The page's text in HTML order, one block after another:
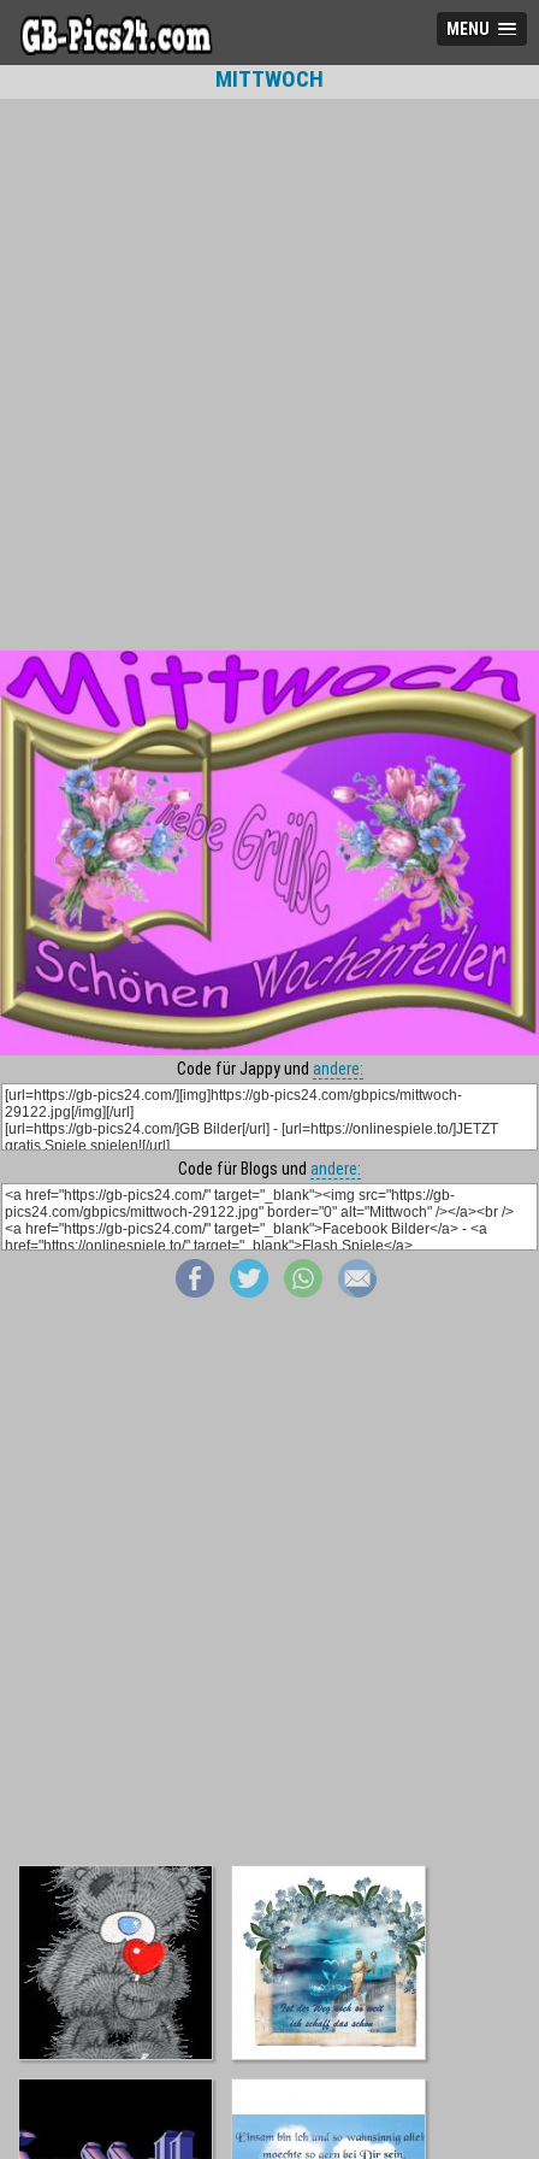
MENU
MITTWOCH
Code für Jappy und andere:
Code für Blogs und andere: